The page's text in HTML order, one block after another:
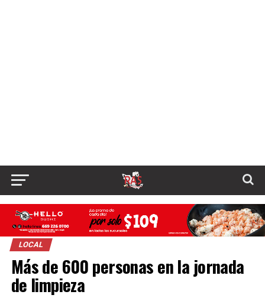
LOCAL
Más de 600 personas en la jornada
de limpieza